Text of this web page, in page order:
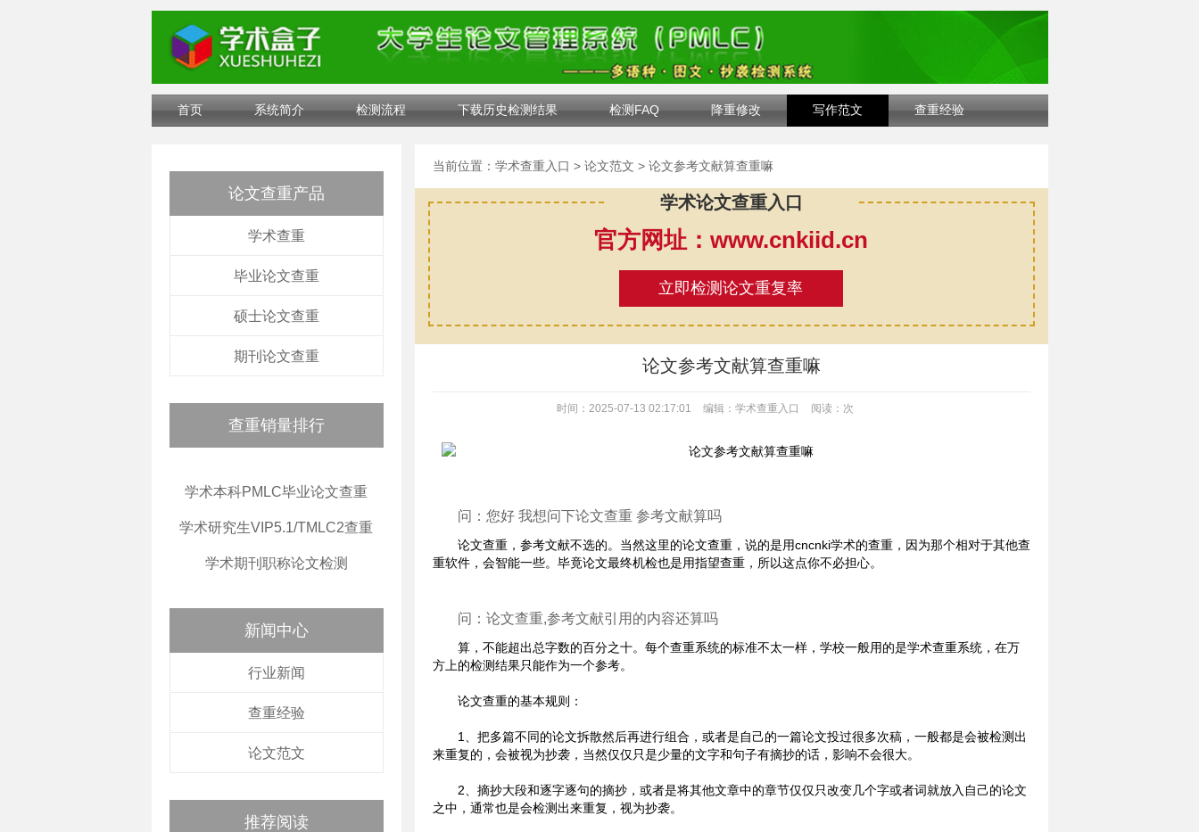
首页 系统简介 检测流程 下载历史检测结果 检测FAQ 降重修改 写作范文 查重经验
论文查重产品
学术查重
毕业论文查重
硕士论文查重
期刊论文查重
查重销量排行
学术本科PMLC毕业论文查重
学术研究生VIP5.1/TMLC2查重
学术期刊职称论文检测
新闻中心
行业新闻
查重经验
论文范文
推荐阅读
当前位置： 学术查重入口 > 论文范文 > 论文参考文献算查重嘛
学术论文查重入口
官方网址：www.cnkiid.cn
立即检测论文重复率
论文参考文献算查重嘛
时间：2025-07-13 02:17:01 编辑：学术查重入口 阅读： 次
问：您好 我想问下论文查重 参考文献算吗
论文查重，参考文献不选的。当然这里的论文查重，说的是用cncnki学术的查重，因为那个相对于其他查
重软件，会智能一些。毕竟论文最终机检也是用指望查重，所以这点你不必担心。
问：论文查重,参考文献引用的内容还算吗
算，不能超出总字数的百分之十。每个查重系统的标准不太一样，学校一般用的是学术查重系统，在万
方上的检测结果只能作为一个参考。
论文查重的基本规则：
1、把多篇不同的论文拆散然后再进行组合，或者是自己的一篇论文投过很多次稿，一般都是会被检测出
来重复的，会被视为抄袭，当然仅仅只是少量的文字和句子有摘抄的话，影响不会很大。
2、摘抄大段和逐字逐句的摘抄，或者是将其他文章中的章节仅仅只改变几个字或者词就放入自己的论文
之中，通常也是会检测出来重复，视为抄袭。